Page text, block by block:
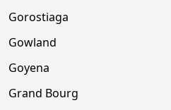
Gorostiaga
Gowland
Goyena
Grand Bourg